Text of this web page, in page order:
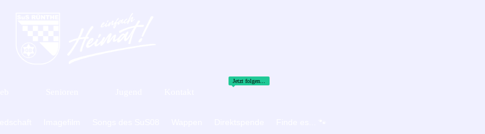
Jetzt folgen...